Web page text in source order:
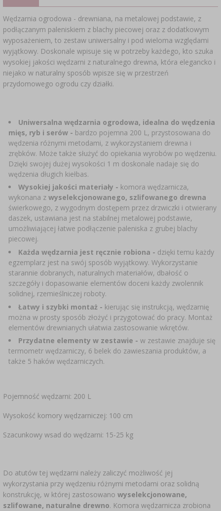
PEKLE, MARYNATY I ZIOŁA ›
KULTURY BAKTERII
LITERATURA WĘDLINIARSTWO
MIERNIKI, WSKAŹNIKI ›
BUTELKI ›
GĄSIORY
AROMATYZACJA ›
LITERATURA
BADANIA WINA
ETYKIETY
SUBSTANCJE DODATKOWE
ETYKIETY
BADANIA ALKOHOLU
LITERATURA
GADŻETY DOMOWE
MOTORYZACJA
Wędzarnia ogrodowa - drewniana, na metalowej podstawie, z
podłączanym paleniskiem z blachy piecowej oraz z dodatkowym
wyposażeniem, to zestaw uniwersalny i pod wieloma względami
wyjątkowy. Doskonale wpisuje się w potrzeby każdego, kto szuka
wysokiej jakości wędzarni z naturalnego drewna, która elegancko i
niejako w naturalny sposób wpisze się w przestrzeń
przydomowego ogrodu czy działki.
Uniwersalna wędzarnia ogrodowa, idealna do wędzenia
mięs, ryb i serów - bardzo pojemna 200 L, przystosowana do
wędzenia różnymi metodami, z wykorzystaniem drewna i
zrębków. Może także służyć do opiekania wyrobów po wędzeniu.
Dzięki swojej dużej wysokości 1 m doskonale nadaje się do
wędzenia długich kiełbas.
Wysokiej jakości materiały - komora wędzarnicza,
wykonana z wyselekcjonowanego, szlifowanego drewna
świerkowego, z wygodnym dostępem przez drzwiczki i otwierany
daszek, ustawiana jest na stabilnej metalowej podstawie,
umożliwiającej łatwe podłączenie paleniska z grubej blachy
piecowej.
Każda wędzarnia jest ręcznie robiona - dzięki temu każdy
egzemplarz jest na swój sposób wyjątkowy. Wykorzystanie
starannie dobranych, naturalnych materiałów, dbałość o
szczegóły i dopasowanie elementów doceni każdy zwolennik
solidnej, rzemieślniczej roboty.
Łatwy i szybki montaż - kierując się instrukcją, wędzarnię
można w prosty sposób złożyć i przygotować do pracy. Montaż
elementów drewnianych ułatwia zastosowanie wkrętów.
Przydatne elementy w zestawie - w zestawie znajduje się
termometr wędzarniczy, 6 belek do zawieszania produktów, a
także 5 haków wędzarniczych.
Pojemność wędzarni: 200 L
Wysokość komory wędzarniczej: 100 cm
Szacunkowy wsad do wędzarni: 15-25 kg
Do atutów tej wędzarni należy zaliczyć możliwość jej
wykorzystania przy wędzeniu różnymi metodami oraz solidną
konstrukcję, w której zastosowano wyselekcjonowane,
szlifowane, naturalne drewno. Komora wędzarnicza zrobiona